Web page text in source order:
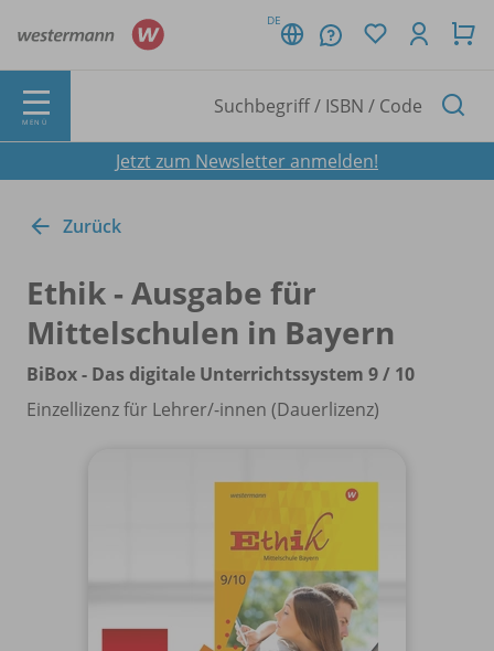
DE
MENÜ
Jetzt zum Newsletter anmelden!
Zurück
Ethik - Ausgabe für
Mittelschulen in Bayern
BiBox - Das digitale Unterrichtssystem 9 / 10
Einzellizenz für Lehrer/-innen (Dauerlizenz)